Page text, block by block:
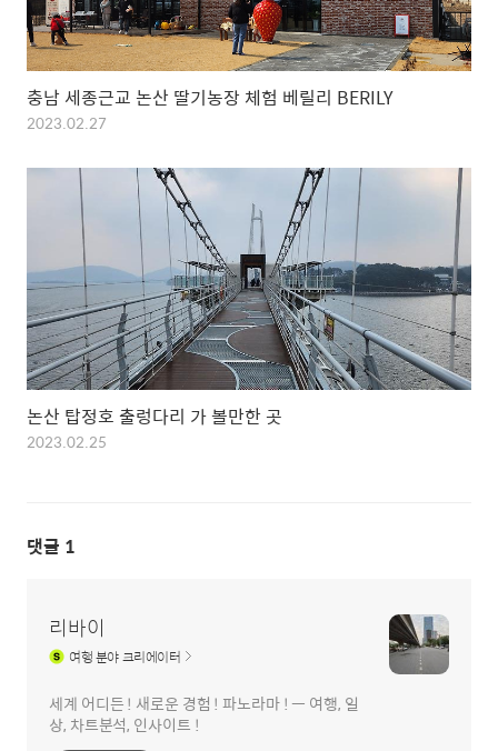
충남 세종근교 논산 딸기농장 체험 베릴리 BERILY
2023.02.27
논산 탑정호 출렁다리 가 볼만한 곳
2023.02.25
댓글 1
리바이
여행분야 크리에이터
세계 어디든 ! 새로운 경험 ! 파노라마 ! ㅡ 여행, 일
상, 차트분석, 인사이트 !